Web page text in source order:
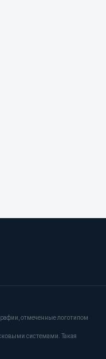
отмеченные логотипом
системами. Такая